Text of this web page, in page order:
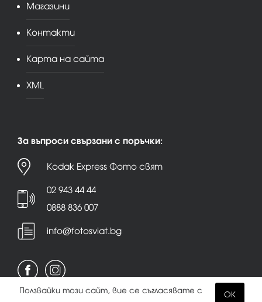
Магазини
Контакти
Карта на сайта
XML
За въпроси свързани с поръчки:
Kodak Express Фото свят
02 943 44 44
0888 836 007
info@fotosviat.bg
OK
Ползвайки този сайт, вие се съгласявате с